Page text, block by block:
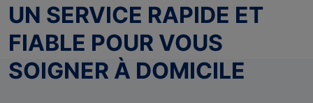
UN SERVICE RAPIDE ET
FIABLE POUR VOUS
SOIGNER À DOMICILE